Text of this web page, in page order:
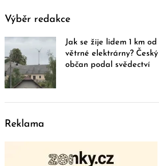
Výběr redakce
Jak se žije lidem 1 km od
větrné elektrárny? Český
občan podal svědectví
Reklama